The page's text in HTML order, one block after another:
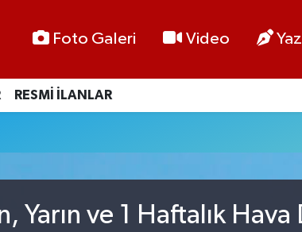
Foto Galeri Video
RESMİ İLANLAR
Yarın ve 1 Haftalık